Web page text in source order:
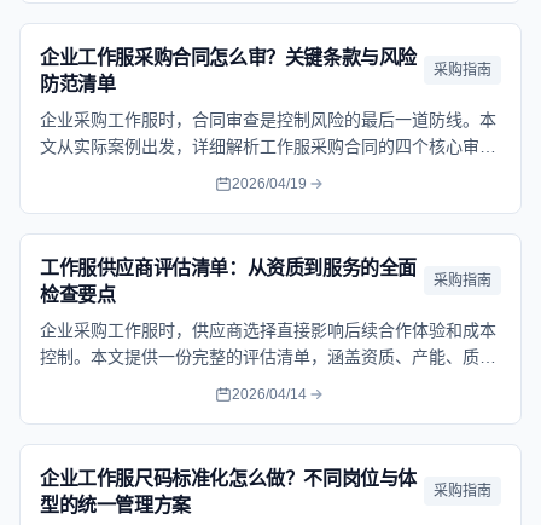
企业工作服采购合同怎么审？关键条款与风险
防范清单
采购指南
企业采购工作服时，合同审查是控制风险的最后一道防线。本
文从实际案例出发，详细解析工作服采购合同的四个核心审查
环节、五个常见陷阱，并提供不同采购规模的审查重点。帮助
2026/04/19
工作服供应商评估清单：从资质到服务的全面
检查要点
采购指南
企业采购工作服时，供应商选择直接影响后续合作体验和成本
控制。本文提供一份完整的评估清单，涵盖资质、产能、质
量、服务等关键检查点，帮助企业系统评估供应商实力，找到
2026/04/14
企业工作服尺码标准化怎么做？不同岗位与体
型的统一管理方案
采购指南